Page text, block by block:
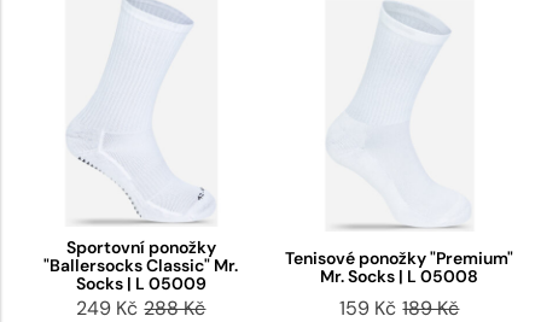
Sportovní ponožky
"Ballersocks Classic" Mr.
Socks | L 05009
249 Kč 288 Kč
Tenisové ponožky "Premium"
Mr. Socks | L 05008
159 Kč 189 Kč